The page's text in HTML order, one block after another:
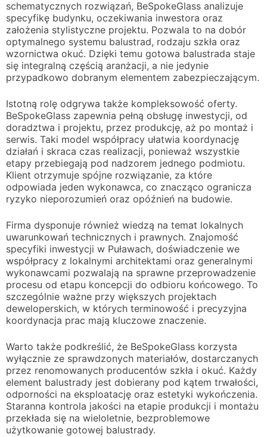
schematycznych rozwiązań, BeSpokeGlass analizuje
specyfikę budynku, oczekiwania inwestora oraz
założenia stylistyczne projektu. Pozwala to na dobór
optymalnego systemu balustrad, rodzaju szkła oraz
wzornictwa okuć. Dzięki temu gotowa balustrada staje
się integralną częścią aranżacji, a nie jedynie
przypadkowo dobranym elementem zabezpieczającym.
Istotną rolę odgrywa także kompleksowość oferty.
BeSpokeGlass zapewnia pełną obsługę inwestycji, od
doradztwa i projektu, przez produkcję, aż po montaż i
serwis. Taki model współpracy ułatwia koordynację
działań i skraca czas realizacji, ponieważ wszystkie
etapy przebiegają pod nadzorem jednego podmiotu.
Klient otrzymuje spójne rozwiązanie, za które
odpowiada jeden wykonawca, co znacząco ogranicza
ryzyko nieporozumień oraz opóźnień na budowie.
Firma dysponuje również wiedzą na temat lokalnych
uwarunkowań technicznych i prawnych. Znajomość
specyfiki inwestycji w Puławach, doświadczenie we
współpracy z lokalnymi architektami oraz generalnymi
wykonawcami pozwalają na sprawne przeprowadzenie
procesu od etapu koncepcji do odbioru końcowego. To
szczególnie ważne przy większych projektach
deweloperskich, w których terminowość i precyzyjna
koordynacja prac mają kluczowe znaczenie.
Warto także podkreślić, że BeSpokeGlass korzysta
wyłącznie ze sprawdzonych materiałów, dostarczanych
przez renomowanych producentów szkła i okuć. Każdy
element balustrady jest dobierany pod kątem trwałości,
odporności na eksploatację oraz estetyki wykończenia.
Staranna kontrola jakości na etapie produkcji i montażu
przekłada się na wieloletnie, bezproblemowe
użytkowanie gotowej balustrady.